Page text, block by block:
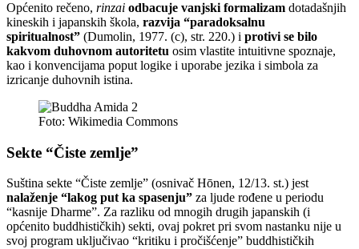
Općenito rečeno, rinzai odbacuje vanjski formalizam dotadašnjih
kineskih i japanskih škola, razvija “paradoksalnu
spiritualnost” (Dumolin, 1977. (c), str. 220.) i protivi se bilo
kakvom duhovnom autoritetu osim vlastite intuitivne spoznaje,
kao i konvencijama poput logike i uporabe jezika i simbola za
izricanje duhovnih istina.
Foto: Wikimedia Commons
Sekte “Čiste zemlje”
Suština sekte “Čiste zemlje” (osnivač Hōnen, 12/13. st.) jest
nalaženje “lakog put ka spasenju” za ljude rođene u periodu
“kasnije Dharme”. Za razliku od mnogih drugih japanskih (i
općenito buddhističkih) sekti, ovaj pokret pri svom nastanku nije u
svoj program uključivao “kritiku i pročišćenje” buddhističkih